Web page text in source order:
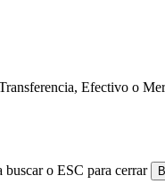
Efectivo o
buscar o ESC para cerrar